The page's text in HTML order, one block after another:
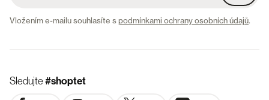
Vložením e-mailu souhlasíte spodmínkami ochrany osobních údajů.
Sledujte#shoptet